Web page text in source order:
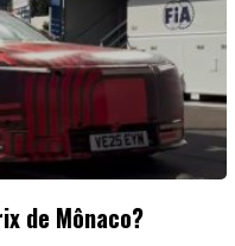
de Mônaco?